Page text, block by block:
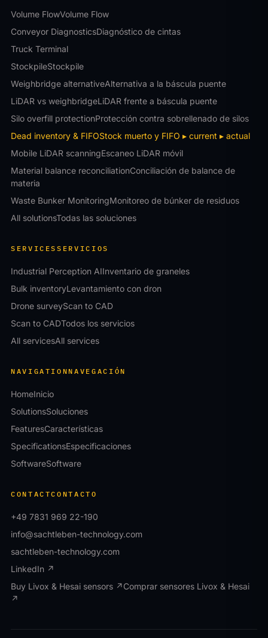
Volume FlowVolume Flow
Conveyor DiagnosticsDiagnóstico de cintas
Truck Terminal
StockpileStockpile
Weighbridge alternativeAlternativa a la báscula puente
LiDAR vs weighbridgeLiDAR frente a báscula puente
Silo overfill protectionProtección contra sobrellenado de silos
Dead inventory & FIFOStock muerto y FIFO ▸ current ▸ actual
Mobile LiDAR scanningEscaneo LiDAR móvil
Material balance reconciliationConciliación de balance de
materia
Waste Bunker MonitoringMonitoreo de búnker de residuos
All solutionsTodas las soluciones
SERVICESSERVICIOS
Industrial Perception AIInventario de graneles
Bulk inventoryLevantamiento con dron
Drone surveyScan to CAD
Scan to CADTodos los servicios
All servicesAll services
NAVIGATIONNAVEGACIÓN
HomeInicio
SolutionsSoluciones
FeaturesCaracterísticas
SpecificationsEspecificaciones
SoftwareSoftware
CONTACTCONTACTO
+49 7831 969 22-190
info@sachtleben-technology.com
sachtleben-technology.com
LinkedIn ↗
Buy Livox & Hesai sensors ↗Comprar sensores Livox & Hesai
↗